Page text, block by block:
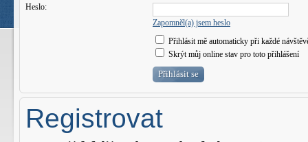
Heslo:
Zapomněl(a) jsem heslo
Přihlásit mě automaticky při každé
Skrýt můj online stav pro toto přihlášení
Registrovat